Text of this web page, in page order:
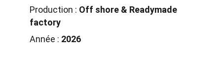
Production : Off shore & Readymade
factory
Année : 2026